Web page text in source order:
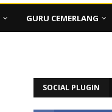
GURU CEMERLANG
SOCIAL PLUGIN